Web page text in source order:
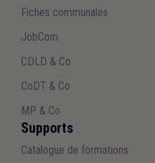
Fiches communales
JobCom
CDLD & Co
CoDT & Co
MP & Co
Supports
Catalogue de formations